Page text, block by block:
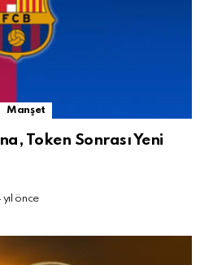
Manşet
Token Sonrası Yeni
yıl önce